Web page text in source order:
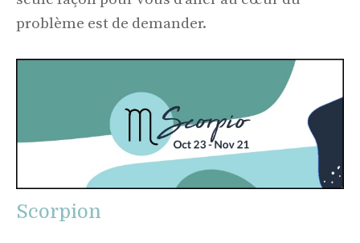
problème est de demander.
Scorpion